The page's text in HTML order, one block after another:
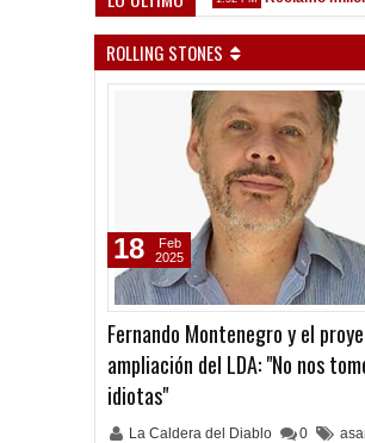
ROLLING STONES
Fernando Montenegro y el
ampliación del LDA: "No nos
idiotas"
La Caldera del Diablo 0
18
Feb
2025